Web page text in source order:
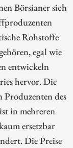
Börsianer sich
Rohstoffe
egal wie
entwickeln
hervor. Die
Produzenten des
in mehreren
ersetzbar
Die Preise